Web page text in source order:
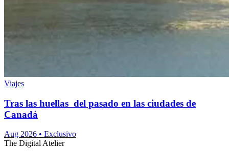
Viajes
Tras las huellas del pasado en las ciudades de
Canadá
Aug 2026 • Exclusivo
The Digital Atelier